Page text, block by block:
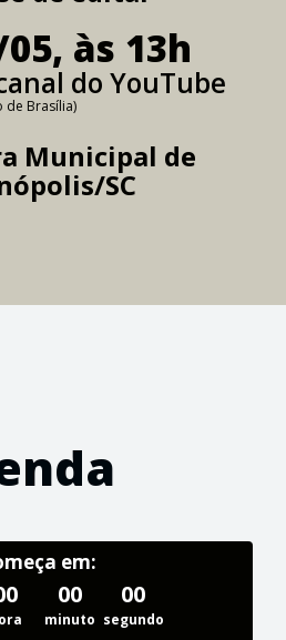
às 13h
do YouTube
de Brasília)
Municipal de
SC
em:
00
minuto
00
segundo